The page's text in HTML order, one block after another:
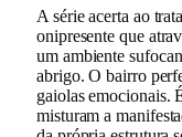
A série acerta ao
onipresente que
um ambiente
abrigo. O bairro
gaiolas emocionais.
misturam a